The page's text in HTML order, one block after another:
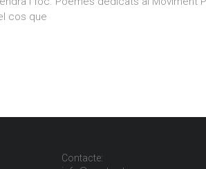
cos que
Contacte: